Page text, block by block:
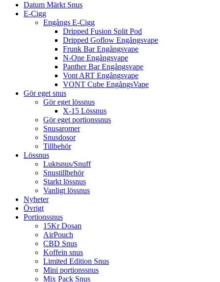
Datum Märkt Snus
E-Cigg
Engångs E-Cigg
Dripped Fusion Split Pod
Dripped Goflow Engångsvape
Frunk Bar Engångsvape
N-One Engångsvape
Panther Bar Engångsvape
Vont ART Engångsvape
VONT Cube EngångsVape
Gör eget snus
Gör eget lössnus
X-15 Lössnus
Gör eget portionssnus
Snusaromer
Snusdosor
Tillbehör
Lössnus
Luktsnus/Snuff
Snustillbehör
Starkt lössnus
Vanligt lössnus
Nyheter
Övrigt
Portionssnus
15Kr Dosan
AirPouch
CBD Snus
Koffein snus
Limited Edition Snus
Mini portionssnus
Mix Pack Snus